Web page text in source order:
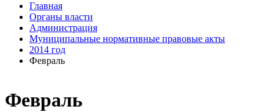
Февраль
Главная
Органы власти
Администрация
Муниципальные нормативные правовые акты
2014 год
Февраль